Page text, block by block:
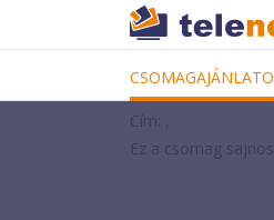
Cím: ,
Ez a csomag